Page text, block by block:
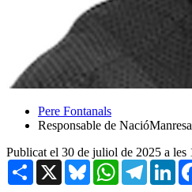
Pere Fontanals
Responsable de NacióManresa
Publicat el 30 de juliol de 2025 a les
Share X BlueskyWhatsApp